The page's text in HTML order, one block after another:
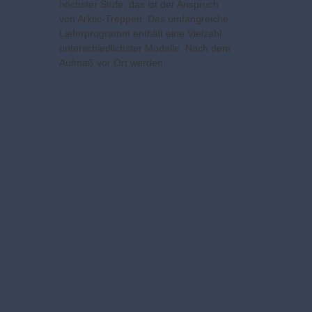
höchster Stufe, das ist der Anspruch
von Arktic-Treppen. Das umfangreiche
Lieferprogramm enthält eine Vielzahl
unterschiedlichster Modelle. Nach dem
Aufmaß vor Ort werden…